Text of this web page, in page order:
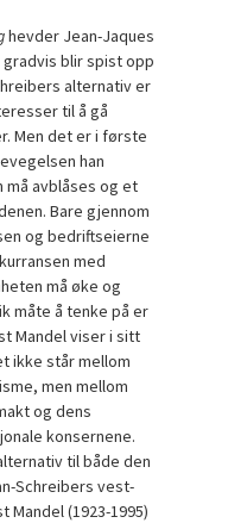
hevder Jean-Jaques
gradvis blir spist opp
alternativ er
til å gå
Men det er i første
han
må avblåses og et
Bare gjennom
og bedriftseierne
med
må øke og
måte å tenke på er
Mandel viser i sitt
ikke står mellom
men mellom
og dens
konsernene.
til både den
Schreibers vest-
Mandel (1923-1995)